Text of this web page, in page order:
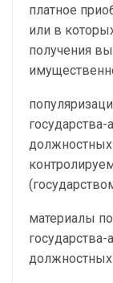
платное
или в
получения
государства-
должностных
материалы
государства-
должностных